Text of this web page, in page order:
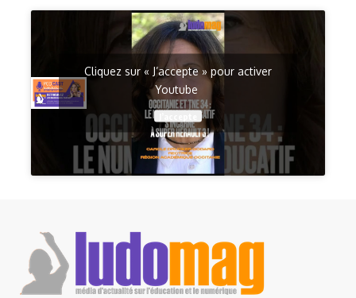
Cliquez sur « J’accepte » pour activer
Youtube